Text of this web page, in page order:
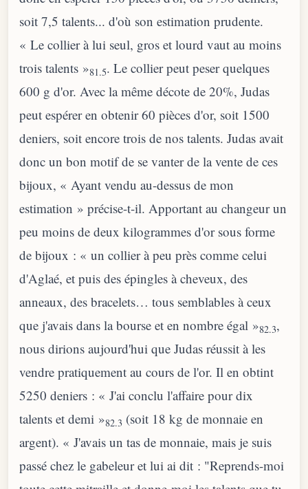
soit 7,5 talents... d'où son estimation prudente.
« Le collier à lui seul, gros et lourd vaut au moins
trois talents »81.5. Le collier peut peser quelques
600 g d'or. Avec la même décote de 20%, Judas
peut espérer en obtenir 60 pièces d'or, soit 1500
deniers, soit encore trois de nos talents. Judas avait
donc un bon motif de se vanter de la vente de ces
bijoux, « Ayant vendu au-dessus de mon
estimation » précise-t-il. Apportant au changeur un
peu moins de deux kilogrammes d'or sous forme
de bijoux : « un collier à peu près comme celui
d'Aglaé, et puis des épingles à cheveux, des
anneaux, des bracelets… tous semblables à ceux
que j'avais dans la bourse et en nombre égal »82.3,
nous dirions aujourd'hui que Judas réussit à les
vendre pratiquement au cours de l'or. Il en obtint
5250 deniers : « J'ai conclu l'affaire pour dix
talents et demi »82.3 (soit 18 kg de monnaie en
argent). « J'avais un tas de monnaie, mais je suis
passé chez le gabeleur et lui ai dit : "Reprends-moi